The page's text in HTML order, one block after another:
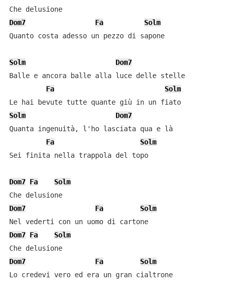
Che delusione
Dom7
Fa
Solm
Quanto costa adesso un pezzo di sapone
Solm
Dom7
Balle e ancora balle alla luce delle stelle
Fa
Solm
Le hai bevute tutte quante giù in un fiato
Solm
Dom7
Quanta ingenuità, l'ho lasciata qua e là
Fa
Solm
Sei finita nella trappola del topo
Dom7 Fa
Solm
Che delusione
Dom7
Fa
Solm
Nel vederti con un uomo di cartone
Dom7 Fa
Solm
Che delusione
Dom7
Fa
Solm
Lo credevi vero ed era un gran cialtrone